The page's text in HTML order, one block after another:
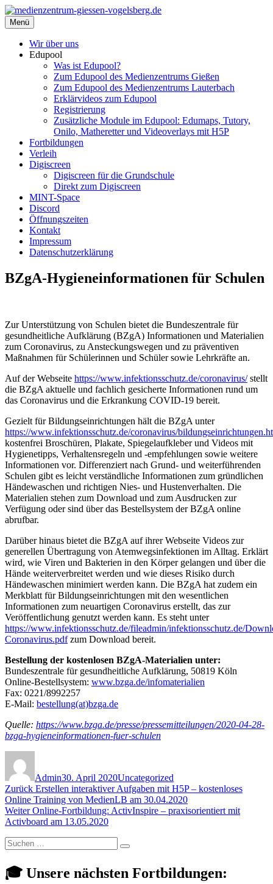
Zum
Inhalt
springen
medienzentrum-giessen-vogelsberg.de
Regionales Medienzentrum Gießen-Vogelsberg
Menü
Wir über uns
Edupool
Was ist Edupool?
Zum Edupool des Medienzentrums Gießen
Zum Edupool des Medienzentrums Lauterbach
Erklärvideos zum Edupool
Registrierung
Zusätzliche Module im Edupool: Edumaps, Tutory,
Onilo, Matheretter und Videoverlays mit H5P
Fortbildungen
Verleih
Digiscreen
Digiscreen für die Grundschule
Direkt zum Digiscreen
MINT-Space
Discord
Öffnungszeiten
Kontakt
Impressum
Datenschutzerklärung
BZgA-Hygieneinformationen für Schulen
Zur Unterstützung von Schulen bietet die Bundeszentrale für
gesundheitliche Aufklärung (BZgA) Informationen und Materialien
zum Coronavirus, zu Ansteckungswegen und zu präventiven
Maßnahmen für Schülerinnen und Schüler sowie Lehrkräfte an.
Auf der Webseite https://www.infektionsschutz.de/coronavirus/stellt
die BZgA aktuelle und fachlich gesicherte Informationen rund um
das Coronavirus und die Erkrankung COVID-19 bereit.
Gezielt für Bildungseinrichtungen hält die BZgA unter
https://www.infektionsschutz.de/coronavirus/
kostenfrei Broschüren, Plakate, Spiegelaufkleber und Videos mit
Hygienetipps, Verhaltensregeln und -empfehlungen sowie weitere
Informationen vor. Differenziert nach Grund- und weiterführenden
Schulen gibt es leicht verständliche Informationen zum gründlichen
Händewaschen und richtigen Nies- und Hustenverhalten. Die
Materialien stehen zum Download und zum Ausdrucken zur
Verfügung oder sind über das Bestellsystem der BZgA online
abrufbar.
Darüber hinaus bietet die BZgA auf ihrer Webseite Videos zur
generellen Übertragung von Atemwegsinfektionen im Alltag. Erklärt
wird, wie Viren und Bakterien in den Körper gelangen und über die
Hände weiterverbreitet werden und wie dieses Risiko durch
Händewaschen minimiert werden kann. Die BZgA hat zudem ein
Merkblatt für Bildungseinrichtungen mit den wesentlichen
Informationen zum neuartigen Coronavirus erstellt, das zur
Veröffentlichung genutzt werden kann. Es steht unter
https://www.infektionsschutz.de/fileadmin/infektionsschutz.de/
Coronavirus.pdfzum Download bereit.
Bestellung der kostenlosen BZgA-Materialien unter:
Bundeszentrale für gesundheitliche Aufklärung, 50819 Köln
Online-Bestellsystem: www.bzga.de/infomaterialien
Fax: 0221/8992257
E-Mail: bestellung(at)bzga.de
Quelle: https://www.bzga.de/presse/pressemitteilungen/2020-04-28-
bzga-hygieneinformationen-fuer-schulen
Admin30. April 2020Uncategorized
Beitragsnavigation
Zurück Vorheriger
Beitrag:
Erstellen interaktiver Aufgaben mit H5P – kostenloses
Online Training von MedienLB am 30.04.2020
Weiter Nächster
Beitrag:
Online-Fortbildung: ActivInspire – praxisorientiert mit
Activboard am 13.05.2020
Suchen
nach:
Suchen
🎓 Unsere nächsten Fortbildungen: